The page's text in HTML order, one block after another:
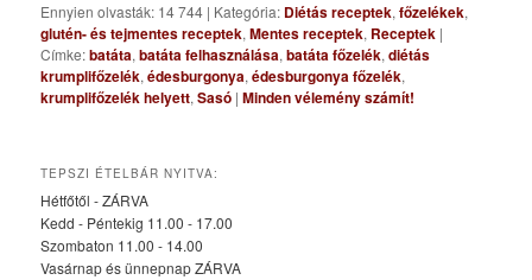
Ennyien olvasták: 14 744 | Kategória: Diétás receptek,főzelékek,
glutén- és tejmentes receptek,Mentes receptek, Receptek |
Címke:batáta,batáta felhasználása,batáta főzelék,diétás
krumplifőzelék,édesburgonya,édesburgonya főzelék,
krumplifőzelék helyett,Sasó |Minden vélemény számít!
TEPSZI ÉTELBÁR NYITVA:
Hétfőtől - ZÁRVA
Kedd - Péntekig 11.00 - 17.00
Szombaton 11.00 - 14.00
Vasárnap és ünnepnap ZÁRVA